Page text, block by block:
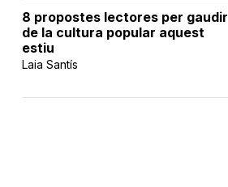
8 propostes lectores per gaudir
de la cultura popular aquest
estiu
Laia Santís